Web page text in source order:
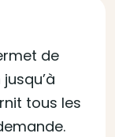
de
tous les